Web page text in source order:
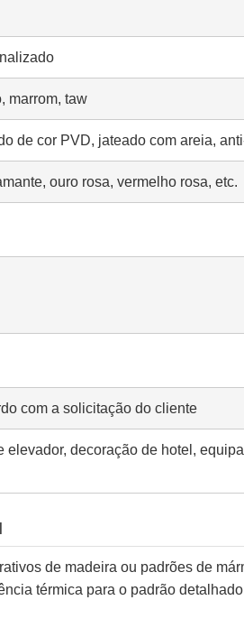
marrom, taw
de cor PVD, jateado com areia,
ouro rosa, vermelho rosa, etc.
com a solicitação do cliente
decoração de hotel,
de madeira ou padrões de
térmica para o padrão